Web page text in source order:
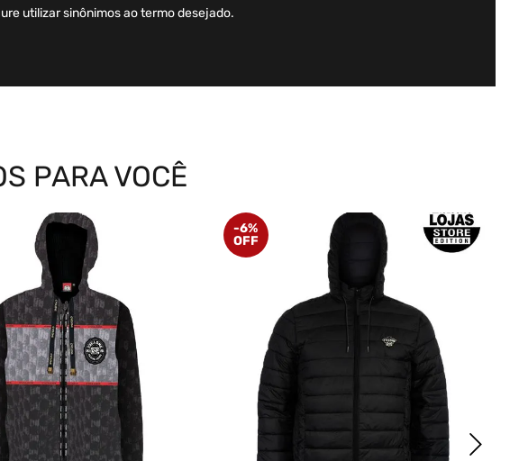
utilizar sinônimos ao termo desejado.
PARA VOCÊ
-6%